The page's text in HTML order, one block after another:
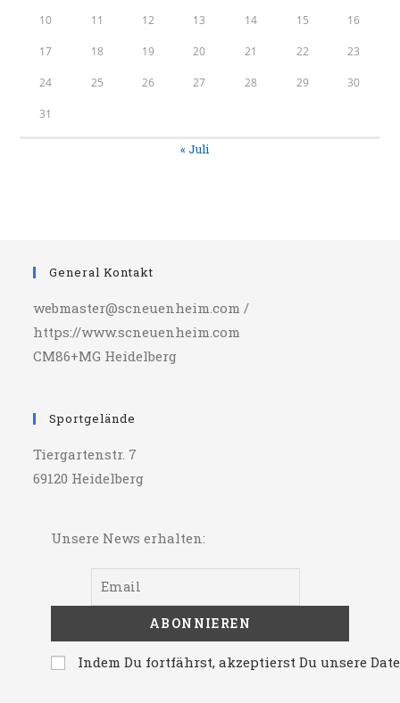
10 11 12 13 14 15 16
17 18 19 20 21 22 23
24 25 26 27 28 29 30
31
« Juli
General Kontakt
webmaster@scneuenheim.com /
https://www.scneuenheim.com
CM86+MG Heidelberg
Sportgelände
Tiergartenstr. 7
69120 Heidelberg
Unsere News erhalten:
Indem Du fortfährst, akzeptierst Du unsere